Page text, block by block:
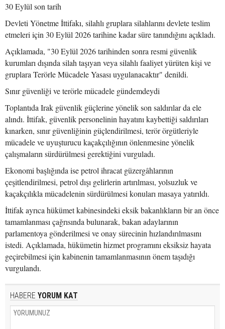
30 Eylül son tarih
Devleti Yönetme İttifakı, silahlı gruplara silahlarını devlete teslim
etmeleri için 30 Eylül 2026 tarihine kadar süre tanındığını açıkladı.
Açıklamada, "30 Eylül 2026 tarihinden sonra resmi güvenlik
kurumları dışında silah taşıyan veya silahlı faaliyet yürüten kişi ve
gruplara Terörle Mücadele Yasası uygulanacaktır" denildi.
Sınır güvenliği ve terörle mücadele gündemdeydi
Toplantıda Irak güvenlik güçlerine yönelik son saldırılar da ele
alındı. İttifak, güvenlik personelinin hayatını kaybettiği saldırıları
kınarken, sınır güvenliğinin güçlendirilmesi, terör örgütleriyle
mücadele ve uyuşturucu kaçakçılığının önlenmesine yönelik
çalışmaların sürdürülmesi gerektiğini vurguladı.
Ekonomi başlığında ise petrol ihracat güzergâhlarının
çeşitlendirilmesi, petrol dışı gelirlerin artırılması, yolsuzluk ve
kaçakçılıkla mücadelenin sürdürülmesi konuları masaya yatırıldı.
İttifak ayrıca hükümet kabinesindeki eksik bakanlıkların bir an önce
tamamlanması çağrısında bulunarak, bakan adaylarının
parlamentoya gönderilmesi ve onay sürecinin hızlandırılmasını
istedi. Açıklamada, hükümetin hizmet programını eksiksiz hayata
geçirebilmesi için kabinenin tamamlanmasının önem taşıdığı
vurgulandı.
HABERE YORUM KAT